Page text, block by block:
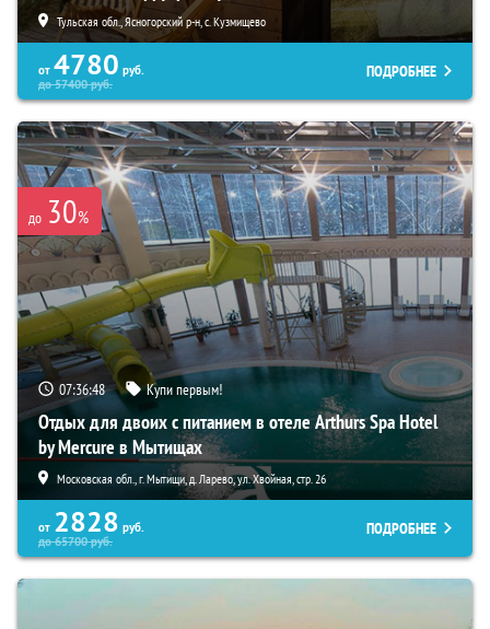
Тульская обл., Ясногорский р-н, с. Кузмищево
от 4780 руб.
до57400руб.
ПОДРОБНЕЕ
до 30%
07:36:47 Купи первым!
Отдых для двоих с питанием в отеле Arthurs Spa Hotel
by Mercure в Мытищах
Московская обл., г. Мытищи, д. Ларево, ул. Хвойная, стр. 26
от 2828 руб.
до65700руб.
ПОДРОБНЕЕ